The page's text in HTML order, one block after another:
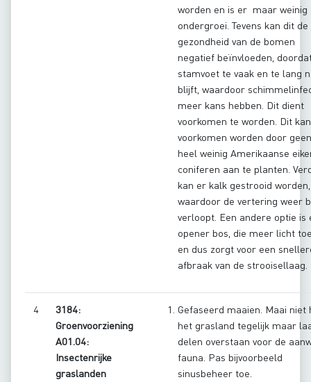
worden en is er maar weinig
ondergroei. Tevens kan dit de
gezondheid van de bomen
negatief beïnvloeden,
stamvoet te vaak en te lang
blijft, waardoor
meer kans hebben. Dit dient
voorkomen te worden. Dit kan
voorkomen worden door
heel weinig Amerikaanse
coniferen aan te planten.
kan er kalk gestrooid worden,
waardoor de vertering weer
verloopt. Een andere optie is
opener bos, die meer licht
en dus zorgt voor een
afbraak van de strooisellaag.
4
3184:
Groenvoorziening
A01.04:
Insectenrijke
graslanden
Gefaseerd maaien. Maai niet
het grasland tegelijk maar
delen overstaan voor de
fauna. Pas bijvoorbeeld
sinusbeheer toe.